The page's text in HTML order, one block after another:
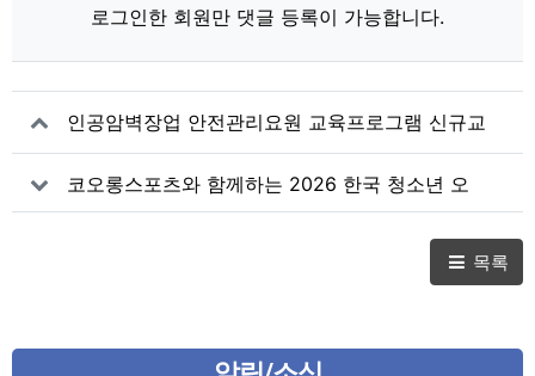
로그인한 회원만 댓글 등록이 가능합니다.
인공암벽장업 안전관리요원 교육프로그램 신규교
육 31회차 개최안내
코오롱스포츠와 함께하는 2026 한국 청소년 오
지탐사대 2차 선발 과정 안내
목록